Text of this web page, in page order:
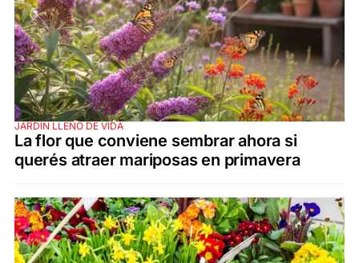
JARDÍN LLENO DE VIDA
La flor que conviene sembrar ahora si
querés atraer mariposas en primavera